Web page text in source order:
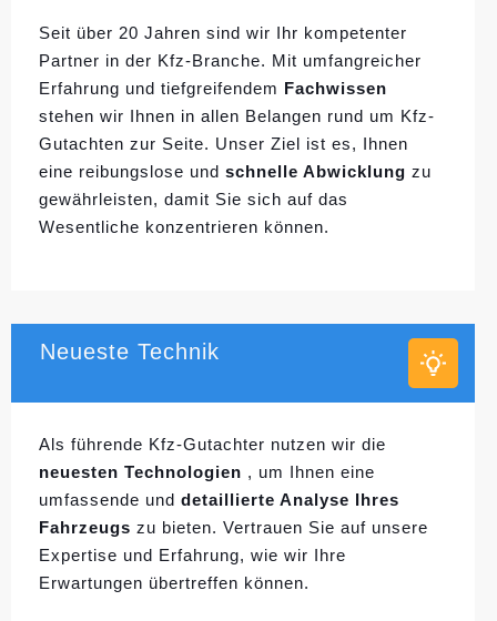
Seit über 20 Jahren sind wir Ihr kompetenter
Partner in der Kfz-Branche. Mit umfangreicher
Erfahrung und tiefgreifendem Fachwissen
stehen wir Ihnen in allen Belangen rund um Kfz-
Gutachten zur Seite. Unser Ziel ist es, Ihnen
eine reibungslose und schnelle Abwicklung zu
gewährleisten, damit Sie sich auf das
Wesentliche konzentrieren können.
Neueste Technik
Als führende Kfz-Gutachter nutzen wir die
neuesten Technologien , um Ihnen eine
umfassende und detaillierte Analyse Ihres
Fahrzeugs zu bieten. Vertrauen Sie auf unsere
Expertise und Erfahrung, wie wir Ihre
Erwartungen übertreffen können.